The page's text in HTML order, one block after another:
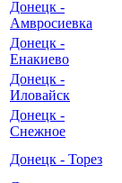
Донецк -
Амвросиевка
Донецк -
Енакиево
Донецк -
Иловайск
Донецк -
Снежное
Донецк - Торез